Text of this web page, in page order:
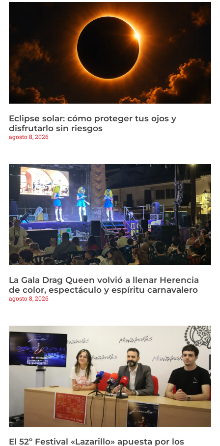
Eclipse solar: cómo proteger tus ojos y
disfrutarlo sin riesgos
agosto 8, 2026
La Gala Drag Queen volvió a llenar Herencia
de color, espectáculo y espíritu carnavalero
agosto 8, 2026
El 52º Festival «Lazarillo» apuesta por los